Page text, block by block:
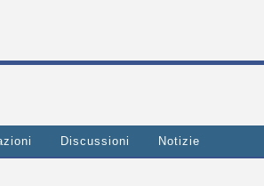
Discussioni Notizie